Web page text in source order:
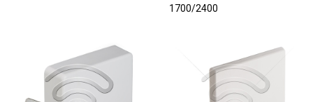
1700/2400